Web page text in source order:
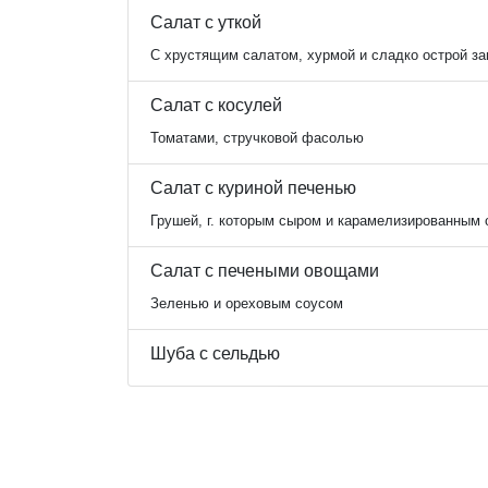
Салат с уткой
С хрустящим салатом, хурмой и сладко острой
Салат с косулей
Томатами, стручковой фасолью
Салат с куриной печенью
Грушей, г. которым сыром и карамелизированным
Салат с печеными овощами
Зеленью и ореховым соусом
Шуба с сельдью